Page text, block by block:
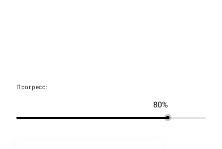
Прогресс:
80%